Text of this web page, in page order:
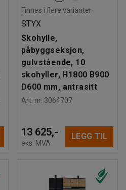
Finnes i flere varianter
STYX
Skohylle,
påbyggseksjon,
gulvstående, 10
skohyller, H1800 B900
D600 mm, antrasitt
Art. nr: 3064707
13 625,-
eks. MVA
LEGG TIL